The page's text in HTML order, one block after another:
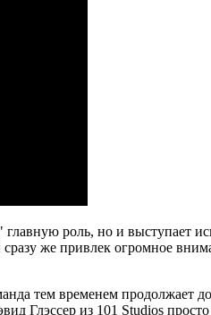
роль, но и выступает
же привлек огромное
тем временем продолжает
Глэссер из 101 Studios